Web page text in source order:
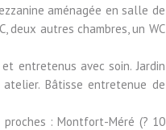
aménagée en salle de
autres chambres, un WC
entretenus avec soin. Jardin
Bâtisse entretenue de
proches : Montfort-Méré (? 10